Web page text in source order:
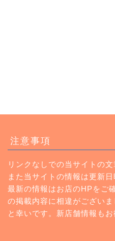
注意事項
リンクなしでの当サイトの
また当サイトの情報は更新
最新の情報はお店のHPをご
の掲載内容に相違がござい
と幸いです。新店舗情報も